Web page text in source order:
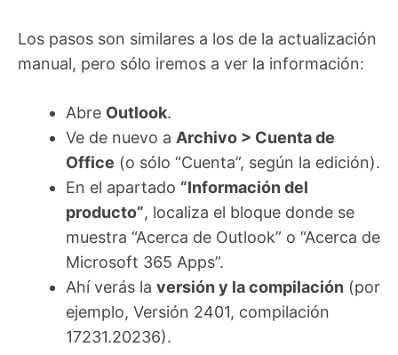
Los pasos son similares a los de la actualización
manual, pero sólo iremos a ver la información:
Abre Outlook.
Ve de nuevo a Archivo > Cuenta de
Office (o sólo “Cuenta”, según la edición).
En el apartado “Información del
producto”, localiza el bloque donde se
muestra “Acerca de Outlook” o “Acerca de
Microsoft 365 Apps”.
Ahí verás la versión y la compilación (por
ejemplo, Versión 2401, compilación
17231.20236).